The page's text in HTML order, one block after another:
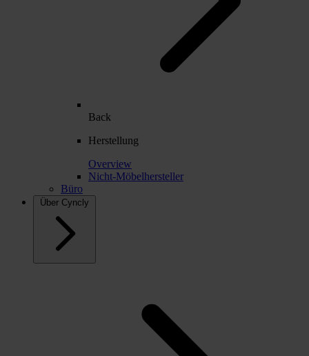
Back
Herstellung
Overview
Nicht-Möbelhersteller
Büro
Über Cyncly